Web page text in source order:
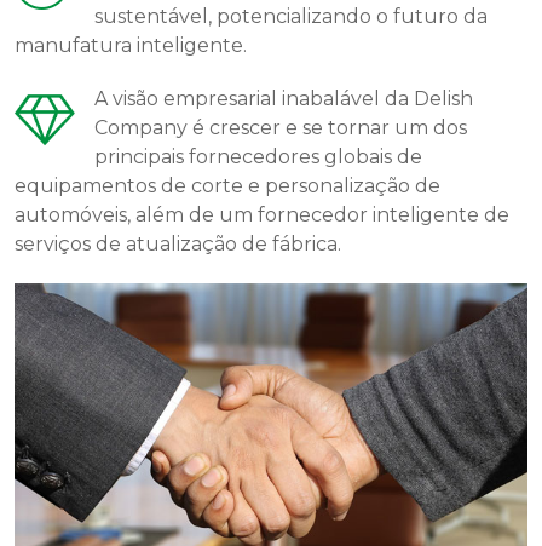
sustentável, potencializando o futuro da
manufatura inteligente.
A visão empresarial inabalável da Delish
Company é crescer e se tornar um dos
principais fornecedores globais de
equipamentos de corte e personalização de
automóveis, além de um fornecedor inteligente de
serviços de atualização de fábrica.